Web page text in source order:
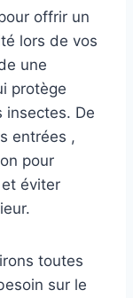
offrir un
lors de vos
une
protège
insectes. De
entrées ,
pour
et éviter
toutes
sur le